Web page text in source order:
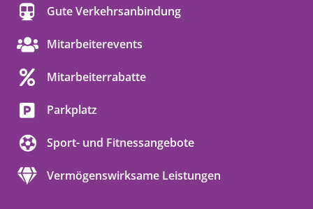
Gute Verkehrsanbindung
Mitarbeiterevents
Mitarbeiterrabatte
Parkplatz
Sport- und Fitnessangebote
Vermögenswirksame Leistungen